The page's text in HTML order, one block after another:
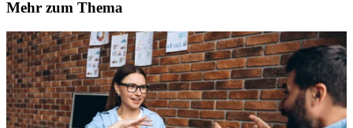
Mehr zum Thema